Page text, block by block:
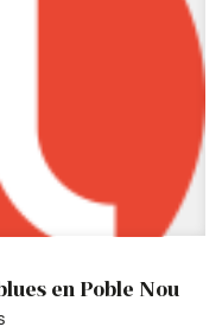
en Poble Nou